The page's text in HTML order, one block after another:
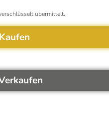
übermittelt.
Kaufen